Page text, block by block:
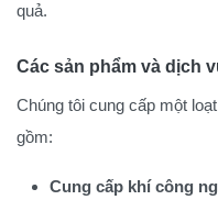
quả.
Các sản phẩm và dịch
Chúng tôi cung cấp một
gồm:
Cung cấp khí công